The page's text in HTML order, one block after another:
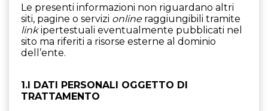
Le presenti informazioni non riguardano altri
siti, pagine o servizi onlineraggiungibili tramite
linkipertestuali eventualmente pubblicati nel
sito ma riferiti a risorse esterne al dominio
dell’ente.
1.I DATI PERSONALI OGGETTO DI
TRATTAMENTO